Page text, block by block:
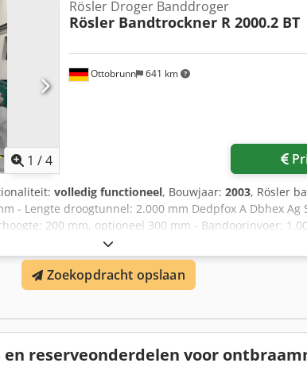
Atex-uitvoering (bijv. voor aluminiumverwerking) Excl.
- machine maximaal 10 m Aansluiting op het
1 /4
Ottobrunn 641 km
Rösler Droger Banddroger
Rösler Bandtrockner R 2000.2 BT
volledig functioneel, Bouwjaar: 2003, Rösler
- Lengte droogtunnel: 2.000 mm Dedpfox A Dbhex Ag
200 mm, optioneel 300 mm - Bandoorinvoer:
1.000 mm - Verwarmingsvermogen: max. 2x 25 kW -
V, 50 Hz, 3 Ph N/PE - Lakering RAL 5010,
stalen draadgaasband, bandsnelheid regelbaar
Zoekopdracht opslaan
en reserveonderdelen voor